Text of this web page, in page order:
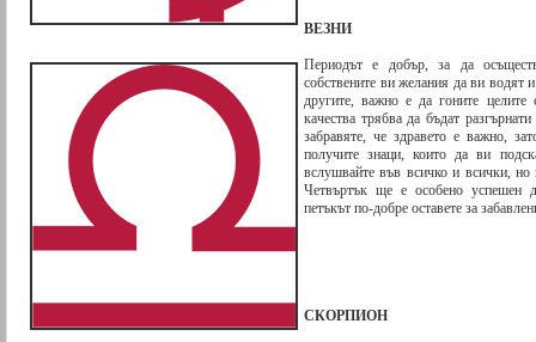
ВЕЗНИ
Периодът е добър, за да
собствените ви желания да ви водят
другите, важно е да гоните целите
качества трябва да бъдат
забравяте, че здравето е важно,
получите знаци, които да ви
вслушвайте във всичко и всички, но
Четвъртък ще е особено успешен
петъкът по-добре оставете за
СКОРПИОН